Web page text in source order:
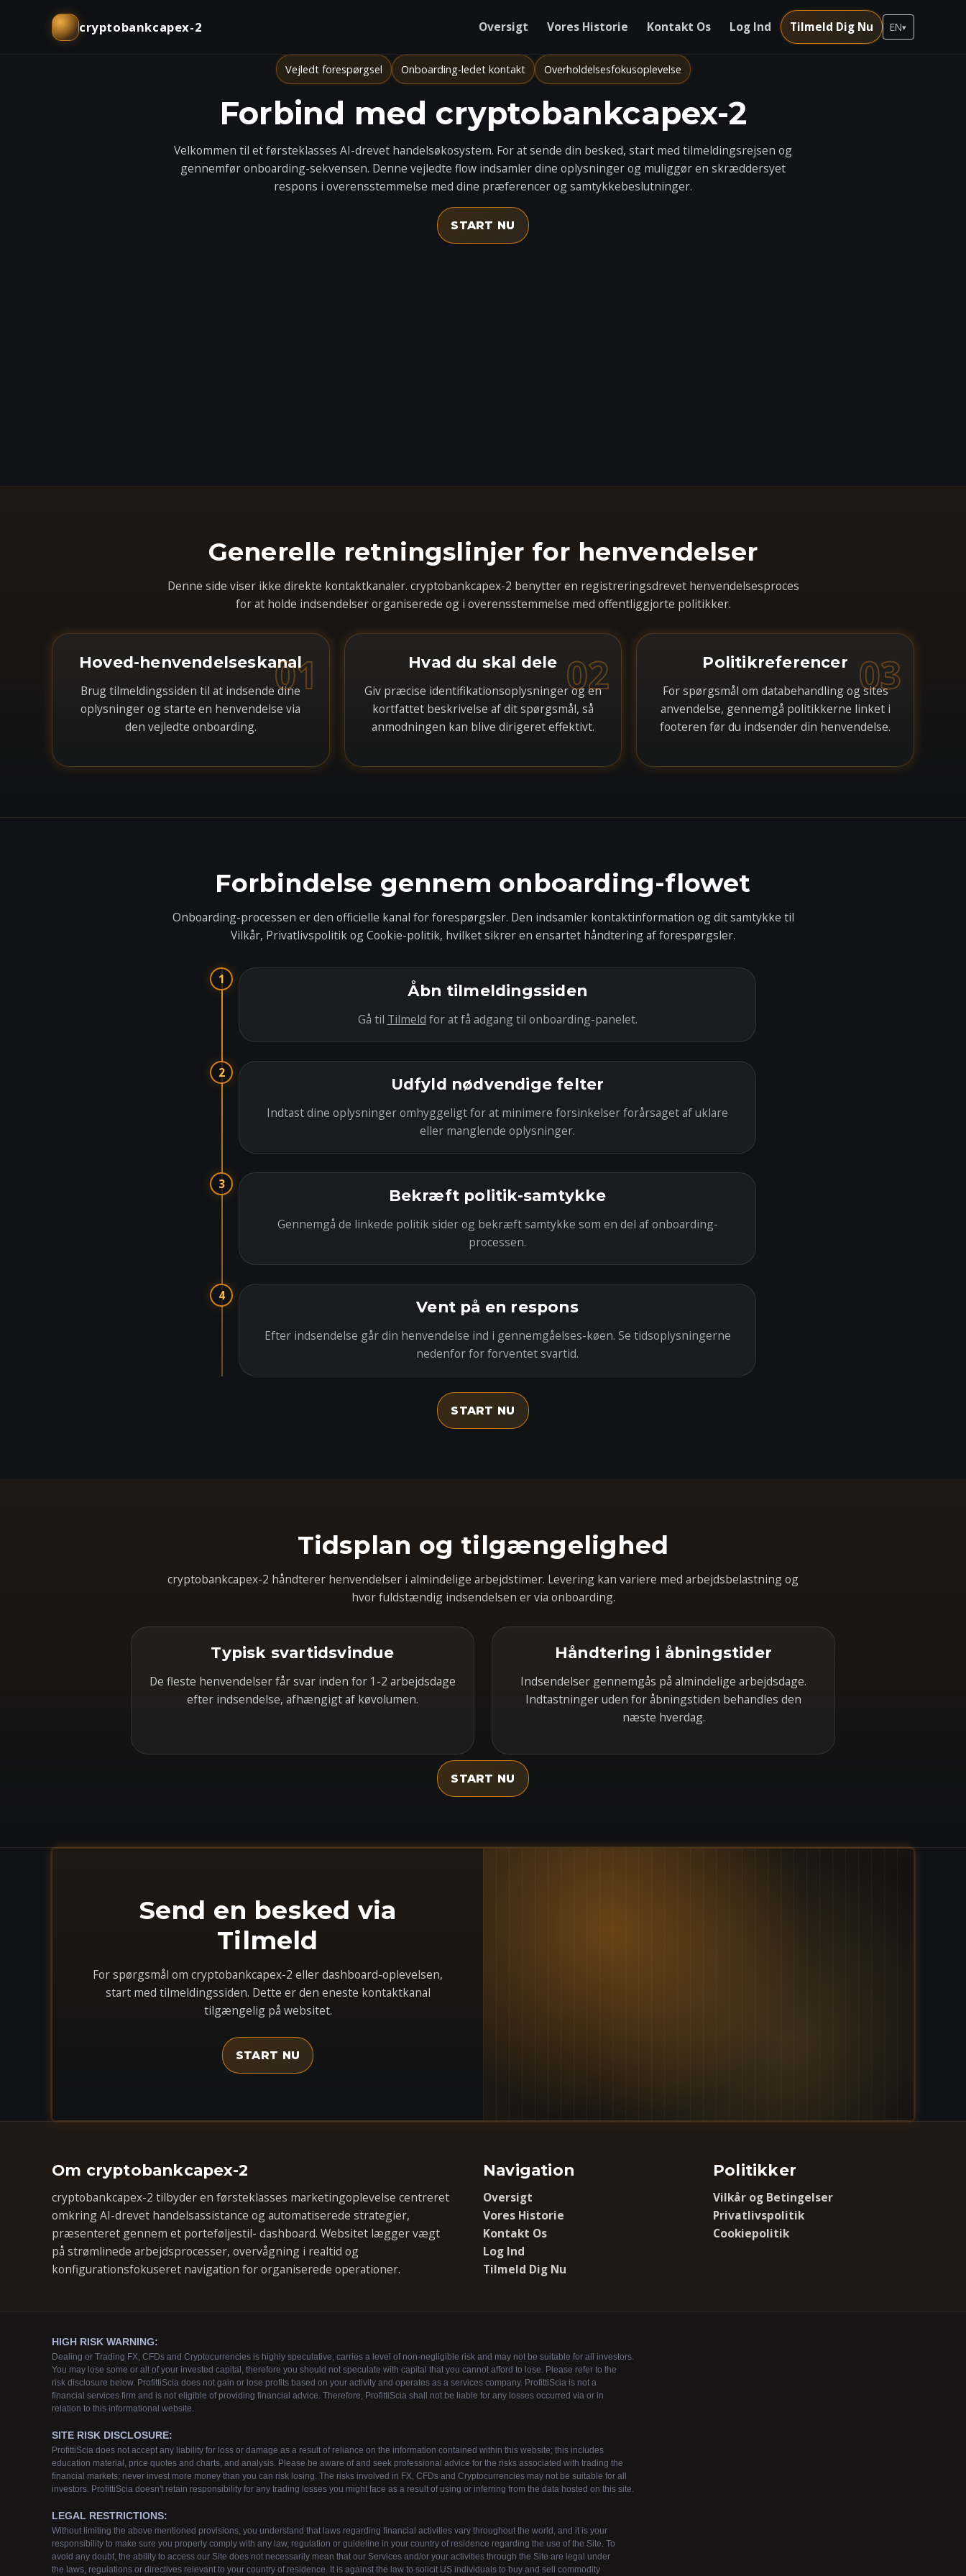
cryptobankcapex-2 Oversigt Vores Historie Kontakt Os Log Ind Tilmeld Dig Nu EN▾
Vejledt forespørgsel Onboarding-ledet kontakt Overholdelsesfokusoplevelse
Forbind med cryptobankcapex-2
Velkommen til et førsteklasses AI-drevet handelsøkosystem. For at sende din besked, start med tilmeldingsrejsen og
gennemfør onboarding-sekvensen. Denne vejledte flow indsamler dine oplysninger og muliggør en skræddersyet
respons i overensstemmelse med dine præferencer og samtykkebeslutninger.
START NU
Generelle retningslinjer for henvendelser
Denne side viser ikke direkte kontaktkanaler. cryptobankcapex-2 benytter en registreringsdrevet henvendelsesproces
for at holde indsendelser organiserede og i overensstemmelse med offentliggjorte politikker.
01
Hoved-henvendelseskanal
Brug tilmeldingssiden til at indsende dine
oplysninger og starte en henvendelse via
den vejledte onboarding.
02
Hvad du skal dele
Giv præcise identifikationsoplysninger og en
kortfattet beskrivelse af dit spørgsmål, så
anmodningen kan blive dirigeret effektivt.
03
Politikreferencer
For spørgsmål om databehandling og sites
anvendelse, gennemgå politikkerne linket i
footeren før du indsender din henvendelse.
Forbindelse gennem onboarding-flowet
Onboarding-processen er den officielle kanal for forespørgsler. Den indsamler kontaktinformation og dit samtykke til
Vilkår, Privatlivspolitik og Cookie-politik, hvilket sikrer en ensartet håndtering af forespørgsler.
1
Åbn tilmeldingssiden
Gå til Tilmeld for at få adgang til onboarding-panelet.
2
Udfyld nødvendige felter
Indtast dine oplysninger omhyggeligt for at minimere forsinkelser forårsaget af uklare
eller manglende oplysninger.
3
Bekræft politik-samtykke
Gennemgå de linkede politik sider og bekræft samtykke som en del af onboarding-
processen.
4
Vent på en respons
Efter indsendelse går din henvendelse ind i gennemgåelses-køen. Se tidsoplysningerne
nedenfor for forventet svartid.
START NU
Tidsplan og tilgængelighed
cryptobankcapex-2 håndterer henvendelser i almindelige arbejdstimer. Levering kan variere med arbejdsbelastning og
hvor fuldstændig indsendelsen er via onboarding.
Typisk svartidsvindue
De fleste henvendelser får svar inden for 1-2 arbejdsdage
efter indsendelse, afhængigt af køvolumen.
Håndtering i åbningstider
Indsendelser gennemgås på almindelige arbejdsdage.
Indtastninger uden for åbningstiden behandles den
næste hverdag.
START NU
Send en besked via
Tilmeld
For spørgsmål om cryptobankcapex-2 eller dashboard-oplevelsen,
start med tilmeldingssiden. Dette er den eneste kontaktkanal
tilgængelig på websitet.
START NU
Om cryptobankcapex-2
cryptobankcapex-2 tilbyder en førsteklasses marketingoplevelse centreret
omkring AI-drevet handelsassistance og automatiserede strategier,
præsenteret gennem et porteføljestil- dashboard. Websitet lægger vægt
på strømlinede arbejdsprocesser, overvågning i realtid og
konfigurationsfokuseret navigation for organiserede operationer.
Navigation
Oversigt
Vores Historie
Kontakt Os
Log Ind
Tilmeld Dig Nu
Politikker
Vilkår og Betingelser
Privatlivspolitik
Cookiepolitik